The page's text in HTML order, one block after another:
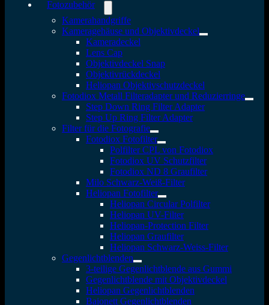
Fotozubehör
Kamerahandgriffe
Kameragehäuse und Objektivdeckel
Kameradeckel
Lens Cap
Objektivdeckel Snap
Objektivrückdeckel
Heliopan Objektivschutzdeckel
Fotodiox Metall Filteradapter und Reduzierringe
Step Down Ring Filter Adapter
Step Up Ring Filter Adapter
Filter für die Fotografie
Fotodiox Fotofilter
Polfilter CPL von Fotodiox
Fotodiox UV Schutzfilter
Fotodiox ND 8 Graufilter
Milo Schwarz-Weiß-Filter
Heliopan Fotofilter
Heliopan Circular Polfilter
Heliopan UV-Filter
Heliopan-Protection Filter
Heliopan Graufilter
Heliopan Schwarz-Weiss-Filter
Gegenlichtblenden
3-teilige Gegenlichtblende aus Gummi
Gegenlichtblende mit Objektivdeckel
Heliopan Gegenlichtblenden
Bajonett Gegenlichtblenden